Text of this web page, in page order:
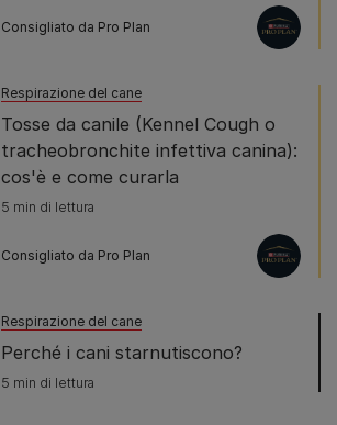
Consigliato da Pro Plan
Respirazione del cane
Tosse da canile (Kennel Cough o
tracheobronchite infettiva canina):
cos'è e come curarla
5 min di lettura
Consigliato da Pro Plan
Respirazione del cane
Perché i cani starnutiscono?
5 min di lettura